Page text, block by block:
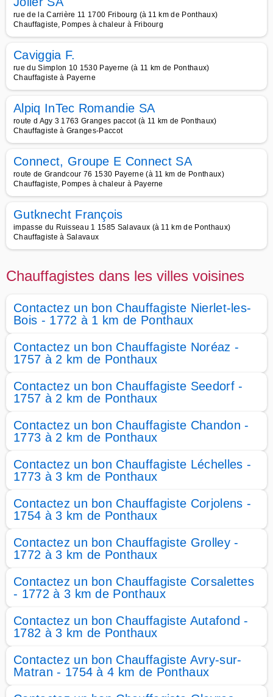
rue de la Carrière 11 1700 Fribourg (à 11 km de Ponthaux)
Chauffagiste, Pompes à chaleur à Fribourg
Caviggia F.
rue du Simplon 10 1530 Payerne (à 11 km de Ponthaux)
Chauffagiste à Payerne
Alpiq InTec Romandie SA
route d Agy 3 1763 Granges paccot (à 11 km de Ponthaux)
Chauffagiste à Granges-Paccot
Connect, Groupe E Connect SA
route de Grandcour 76 1530 Payerne (à 11 km de Ponthaux)
Chauffagiste, Pompes à chaleur à Payerne
Gutknecht François
impasse du Ruisseau 1 1585 Salavaux (à 11 km de Ponthaux)
Chauffagiste à Salavaux
Chauffagistes dans les villes voisines
Contactez un bon Chauffagiste Nierlet-les-
Bois - 1772 à 1 km de Ponthaux
Contactez un bon Chauffagiste Noréaz -
1757 à 2 km de Ponthaux
Contactez un bon Chauffagiste Seedorf -
1757 à 2 km de Ponthaux
Contactez un bon Chauffagiste Chandon -
1773 à 2 km de Ponthaux
Contactez un bon Chauffagiste Léchelles -
1773 à 3 km de Ponthaux
Contactez un bon Chauffagiste Corjolens -
1754 à 3 km de Ponthaux
Contactez un bon Chauffagiste Grolley -
1772 à 3 km de Ponthaux
Contactez un bon Chauffagiste Corsalettes
- 1772 à 3 km de Ponthaux
Contactez un bon Chauffagiste Autafond -
1782 à 3 km de Ponthaux
Contactez un bon Chauffagiste Avry-sur-
Matran - 1754 à 4 km de Ponthaux